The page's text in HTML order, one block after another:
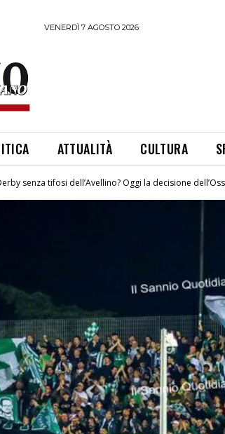
VENERDÌ 7 AGOSTO 2026
ATTUALITÀ CULTURA
senza tifosi dell’Avellino? Oggi la decisione